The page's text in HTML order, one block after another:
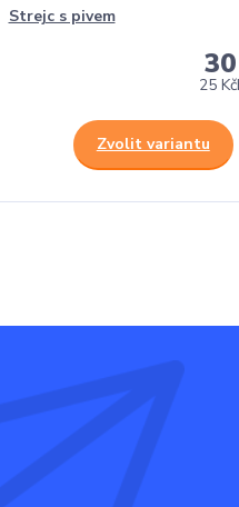
Strejc s pivem
25 Kč
Zvolit variantu